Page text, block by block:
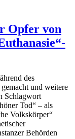
Opfer von
des
und weitere
Schlagwort
Tod“ – als
Volkskörper“
Behörden